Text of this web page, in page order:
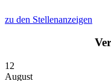
zu den Stellenanzeigen
12
August